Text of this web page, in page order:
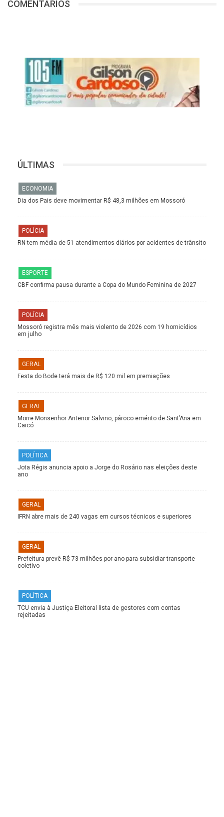
COMENTÁRIOS
ÚLTIMAS
ECONOMIA
Dia dos Pais deve movimentar R$ 48,3 milhões em Mossoró
POLÍCIA
RN tem média de 51 atendimentos diários por acidentes de trânsito
ESPORTE
CBF confirma pausa durante a Copa do Mundo Feminina de 2027
POLÍCIA
Mossoró registra mês mais violento de 2026 com 19 homicídios
em julho
GERAL
Festa do Bode terá mais de R$ 120 mil em premiações
GERAL
Morre Monsenhor Antenor Salvino, pároco emérito de Sant’Ana em
Caicó
POLÍTICA
Jota Régis anuncia apoio a Jorge do Rosário nas eleições deste
ano
GERAL
IFRN abre mais de 240 vagas em cursos técnicos e superiores
GERAL
Prefeitura prevê R$ 73 milhões por ano para subsidiar transporte
coletivo
POLÍTICA
TCU envia à Justiça Eleitoral lista de gestores com contas
rejeitadas